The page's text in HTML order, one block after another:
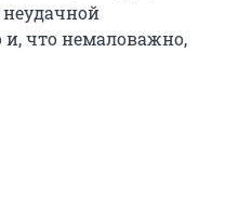
и, что немаловажно,